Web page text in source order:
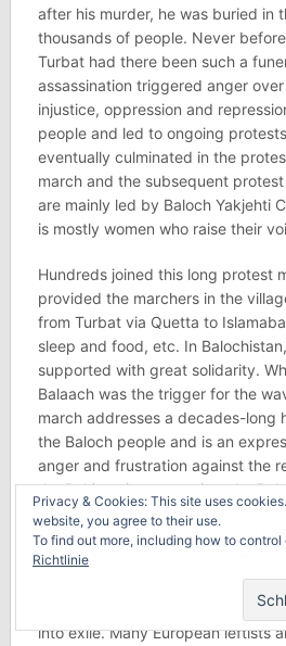
after his murder, he was buried in
thousands of people. Never
Turbat had there been such a
assassination triggered anger
injustice, oppression and
people and led to ongoing
eventually culminated in the
march and the subsequent
are mainly led by Baloch Yakjehti
is mostly women who raise their
Hundreds joined this long protest
provided the marchers in the
from Turbat via Quetta to
sleep and food, etc. In
supported with great solidarity.
Balaach was the trigger for the
march addresses a decades-long
the Baloch people and is an
anger and frustration against the
the Pakistani state against the
active people in particular are
on a daily basis: Repression,
already disappeared/have been
their families experience
hands of the Pakistani army. All
into exile. Many European leftists
Privacy & Cookies: This site uses
website, you agree to their use.
To find out more, including how to control
Richtlinie